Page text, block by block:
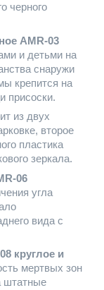
черного
AMR-03
и детьми на
снаружи
крепится на
присоски.
из двух
второе
пластика
зеркала.
06
угла
вида с
круглое и
мертвых зон
штатные